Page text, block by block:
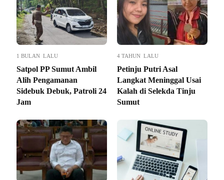
1 BULAN LALU
Satpol PP Sumut Ambil
Alih Pengamanan
Sidebuk Debuk, Patroli 24
Jam
4 TAHUN LALU
Petinju Putri Asal
Langkat Meninggal Usai
Kalah di Selekda Tinju
Sumut